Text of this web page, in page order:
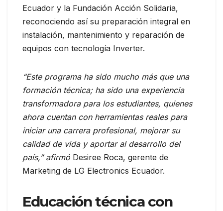
Ecuador y la Fundación Acción Solidaria,
reconociendo así su preparación integral en
instalación, mantenimiento y reparación de
equipos con tecnología Inverter.
“Este programa ha sido mucho más que una
formación técnica; ha sido una experiencia
transformadora para los estudiantes, quienes
ahora cuentan con herramientas reales para
iniciar una carrera profesional, mejorar su
calidad de vida y aportar al desarrollo del
país,” afirmó Desiree Roca, gerente de
Marketing de LG Electronics Ecuador.
Educación técnica con